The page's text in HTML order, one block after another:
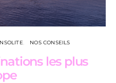
NOS CONSEILS
les plus